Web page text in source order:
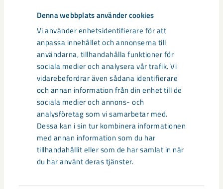
Denna webbplats använder cookies
Vi använder enhetsidentifierare för att
anpassa innehållet och annonserna till
användarna, tillhandahålla funktioner för
sociala medier och analysera vår trafik. Vi
vidarebefordrar även sådana identifierare
och annan information från din enhet till de
sociala medier och annons- och
analysföretag som vi samarbetar med.
Dessa kan i sin tur kombinera informationen
med annan information som du har
tillhandahållit eller som de har samlat in när
du har använt deras tjänster.
Taggar
Malmberget seismik
Relaterat innehåll